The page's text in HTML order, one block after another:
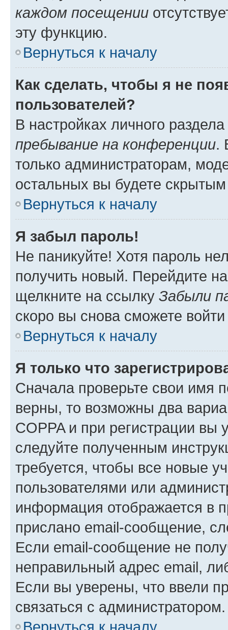
каждом посещении
эту функцию.
Вернуться к началу
Как сделать, чтобы я не
пользователей?
В настройках личного
пребывание на конференции.
только администраторам,
остальных вы будете
Вернуться к началу
Я забыл пароль!
Не паникуйте! Хотя пароль
получить новый. Перейдите
щелкните на ссылку Забыли
скоро вы снова сможете
Вернуться к началу
Я только что
Сначала проверьте свои имя
верны, то возможны два
COPPA и при регистрации вы
следуйте полученным
требуется, чтобы все новые
пользователями или
информация отображается в
прислано email-сообщение,
Если email-сообщение не
неправильный адрес email,
Если вы уверены, что ввели
связаться с администратором.
Вернуться к началу